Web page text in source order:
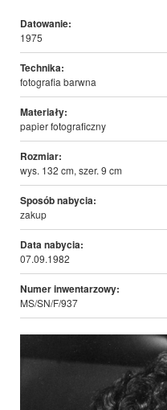
Datowanie:
1975
Technika:
fotografia barwna
Materiały:
papier fotograficzny
Rozmiar:
wys. 132 cm, szer. 9 cm
Sposób nabycia:
zakup
Data nabycia:
07.09.1982
Numer inwentarzowy:
MS/SN/F/937